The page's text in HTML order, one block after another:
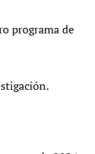
programa de